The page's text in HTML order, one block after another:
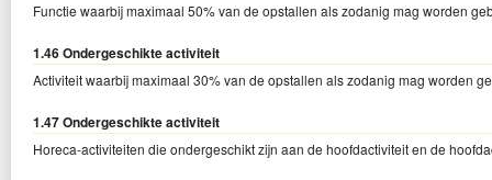
Functie waarbij maximaal 50% van de opstallen als zodanig mag worden
1.46 Ondergeschikte activiteit
Activiteit waarbij maximaal 30% van de opstallen als zodanig mag worden
1.47 Ondergeschikte activiteit
Horeca-activiteiten die ondergeschikt zijn aan de hoofdactiviteit en de